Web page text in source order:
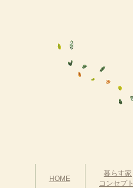
HOME
暮らす家
コンセプト